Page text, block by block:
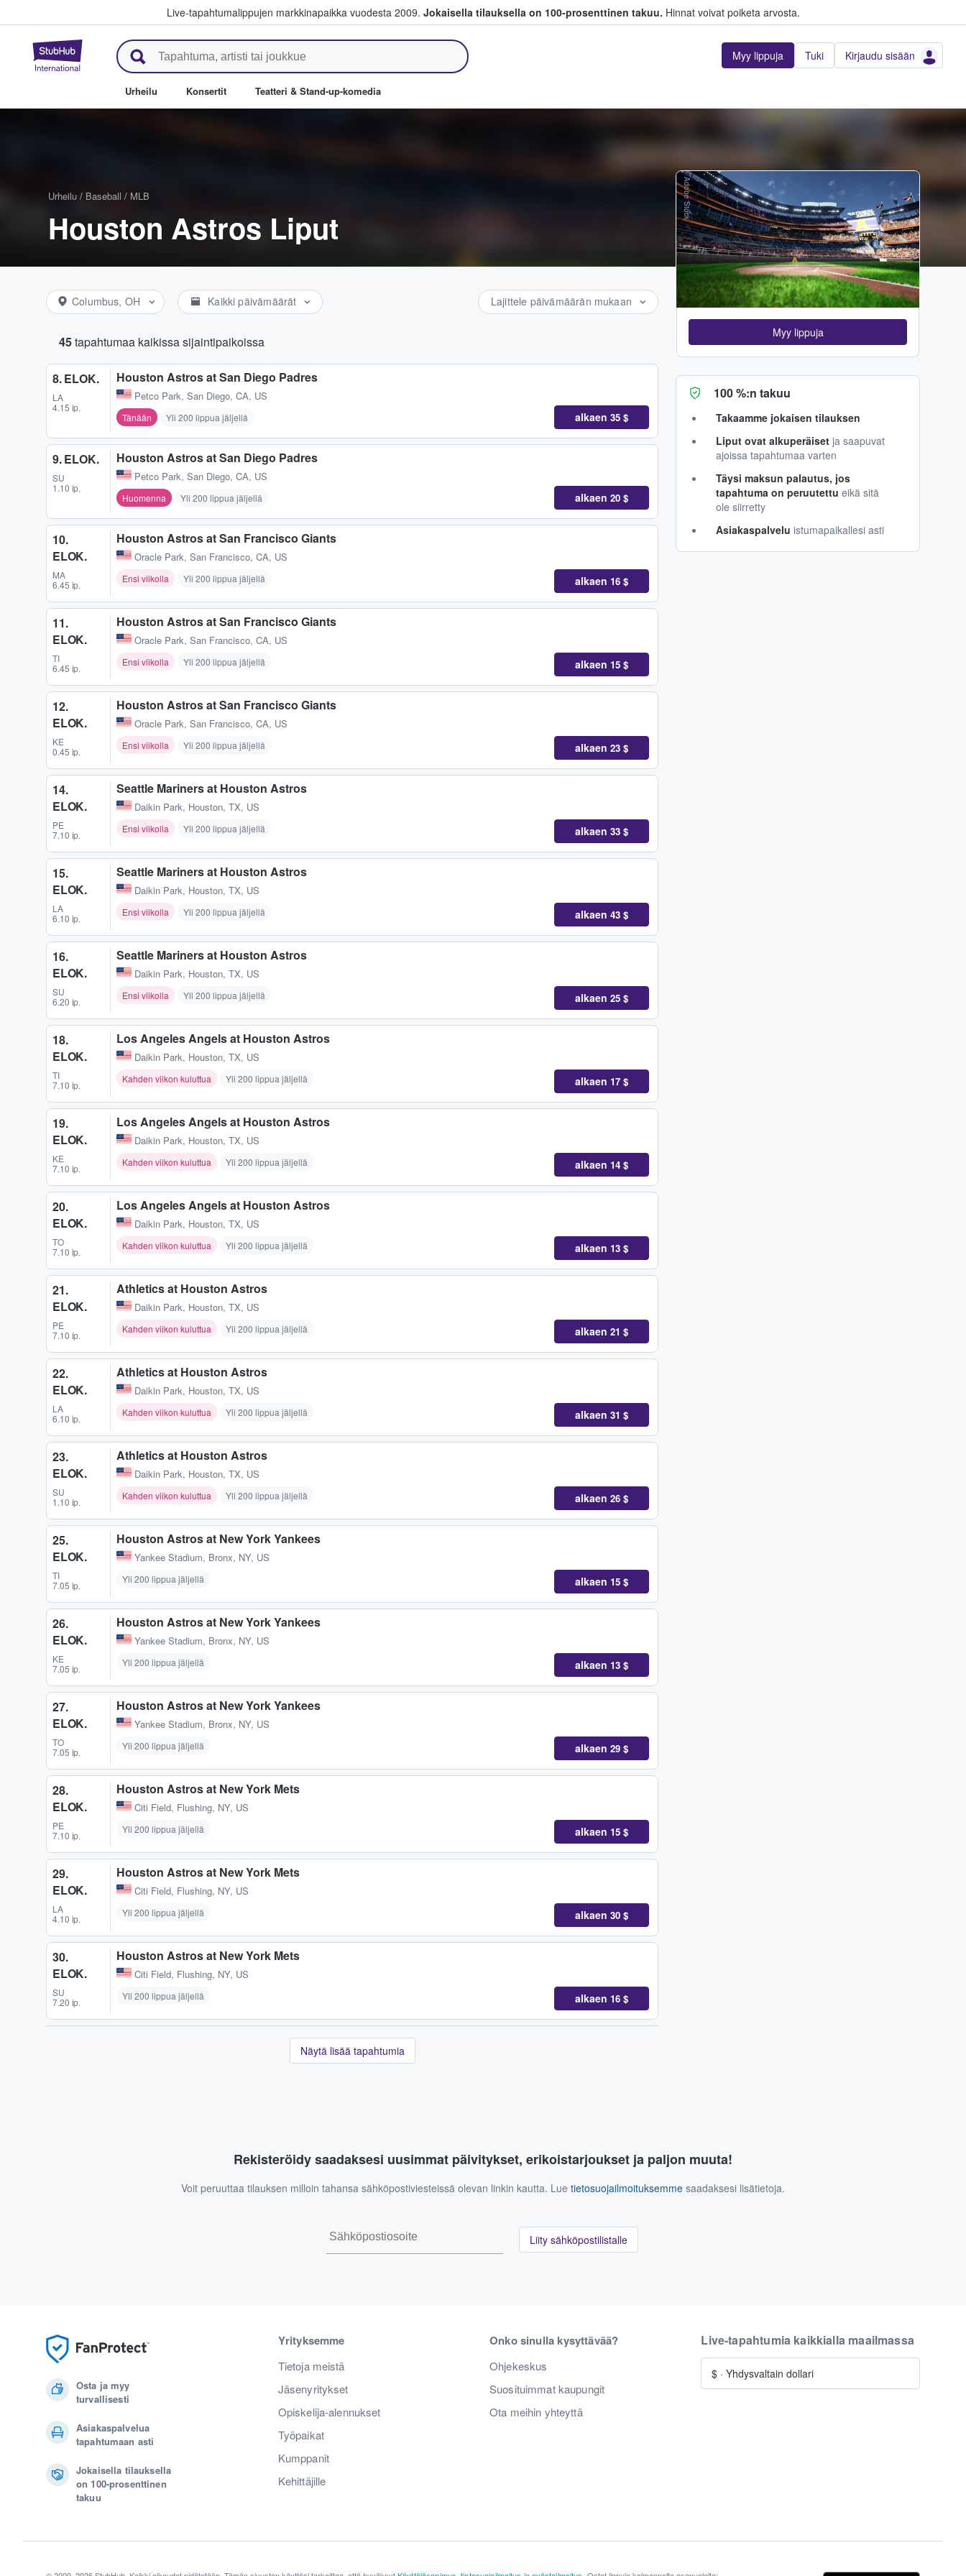
Live-tapahtumalippujen markkinapaikka vuodesta 2009. Jokaisella tilauksella on 100-prosenttinen takuu. Hinnat voivat poiketa arvosta.
StubHub - missä fanit ostavat ja myyvät lippuja Myy lippuja Tuki Kirjaudu sisään
Urheilu Konsertit Teatteri & Stand-up-komedia
Urheilu / Baseball / MLB
Houston Astros Liput
Columbus, OH Kaikki päivämäärät Lajittele päivämäärän mukaan
45tapahtumaa kaikissa sijaintipaikoissa
8. ELOK.
LA
4.15 ip.
Houston Astros at San Diego Padres
Petco Park, San Diego, CA, US
Tänään Yli 200 lippua jäljellä alkaen 35 $
9. ELOK.
SU
1.10 ip.
Houston Astros at San Diego Padres
Petco Park, San Diego, CA, US
Huomenna Yli 200 lippua jäljellä alkaen 20 $
10.
ELOK.
MA
6.45 ip.
Houston Astros at San Francisco Giants
Oracle Park, San Francisco, CA, US
Ensi viikolla Yli 200 lippua jäljellä alkaen 16 $
11.
ELOK.
TI
6.45 ip.
Houston Astros at San Francisco Giants
Oracle Park, San Francisco, CA, US
Ensi viikolla Yli 200 lippua jäljellä alkaen 15 $
12.
ELOK.
KE
0.45 ip.
Houston Astros at San Francisco Giants
Oracle Park, San Francisco, CA, US
Ensi viikolla Yli 200 lippua jäljellä alkaen 23 $
14.
ELOK.
PE
7.10 ip.
Seattle Mariners at Houston Astros
Daikin Park, Houston, TX, US
Ensi viikolla Yli 200 lippua jäljellä alkaen 33 $
15.
ELOK.
LA
6.10 ip.
Seattle Mariners at Houston Astros
Daikin Park, Houston, TX, US
Ensi viikolla Yli 200 lippua jäljellä alkaen 43 $
16.
ELOK.
SU
6.20 ip.
Seattle Mariners at Houston Astros
Daikin Park, Houston, TX, US
Ensi viikolla Yli 200 lippua jäljellä alkaen 25 $
18.
ELOK.
TI
7.10 ip.
Los Angeles Angels at Houston Astros
Daikin Park, Houston, TX, US
Kahden viikon kuluttua Yli 200 lippua jäljellä alkaen 17 $
19.
ELOK.
KE
7.10 ip.
Los Angeles Angels at Houston Astros
Daikin Park, Houston, TX, US
Kahden viikon kuluttua Yli 200 lippua jäljellä alkaen 14 $
20.
ELOK.
TO
7.10 ip.
Los Angeles Angels at Houston Astros
Daikin Park, Houston, TX, US
Kahden viikon kuluttua Yli 200 lippua jäljellä alkaen 13 $
21.
ELOK.
PE
7.10 ip.
Athletics at Houston Astros
Daikin Park, Houston, TX, US
Kahden viikon kuluttua Yli 200 lippua jäljellä alkaen 21 $
22.
ELOK.
LA
6.10 ip.
Athletics at Houston Astros
Daikin Park, Houston, TX, US
Kahden viikon kuluttua Yli 200 lippua jäljellä alkaen 31 $
23.
ELOK.
SU
1.10 ip.
Athletics at Houston Astros
Daikin Park, Houston, TX, US
Kahden viikon kuluttua Yli 200 lippua jäljellä alkaen 26 $
25.
ELOK.
TI
7.05 ip.
Houston Astros at New York Yankees
Yankee Stadium, Bronx, NY, US
Yli 200 lippua jäljellä alkaen 15 $
26.
ELOK.
KE
7.05 ip.
Houston Astros at New York Yankees
Yankee Stadium, Bronx, NY, US
Yli 200 lippua jäljellä alkaen 13 $
27.
ELOK.
TO
7.05 ip.
Houston Astros at New York Yankees
Yankee Stadium, Bronx, NY, US
Yli 200 lippua jäljellä alkaen 29 $
28.
ELOK.
PE
7.10 ip.
Houston Astros at New York Mets
Citi Field, Flushing, NY, US
Yli 200 lippua jäljellä alkaen 15 $
29.
ELOK.
LA
4.10 ip.
Houston Astros at New York Mets
Citi Field, Flushing, NY, US
Yli 200 lippua jäljellä alkaen 30 $
30.
ELOK.
SU
7.20 ip.
Houston Astros at New York Mets
Citi Field, Flushing, NY, US
Yli 200 lippua jäljellä alkaen 16 $
Näytä lisää tapahtumia
Adobe Stock
Myy lippuja
100 %:n takuu
Takaamme jokaisen tilauksen
Liput ovat alkuperäiset ja saapuvat
ajoissa tapahtumaa varten
Täysi maksun palautus, jos
tapahtuma on peruutettu eikä sitä
ole siirretty
Asiakaspalvelu istumapaikallesi asti
Rekisteröidy saadaksesi uusimmat päivitykset, erikoistarjoukset ja paljon muuta!
Voit peruuttaa tilauksen milloin tahansa sähköpostiviesteissä olevan linkin kautta. Lue tietosuojailmoituksemme saadaksesi lisätietoja.
Liity sähköpostilistalle
Osta ja myy
turvallisesti
Asiakaspalvelua
tapahtumaan asti
Jokaisella tilauksella
on 100-prosenttinen
takuu
Yrityksemme
Tietoja meistä
Jäsenyritykset
Opiskelija-alennukset
Työpaikat
Kumppanit
Kehittäjille
Onko sinulla kysyttävää?
Ohjekeskus
Suosituimmat kaupungit
Ota meihin yhteyttä
Live-tapahtumia kaikkialla maailmassa
$ ·Yhdysvaltain dollari